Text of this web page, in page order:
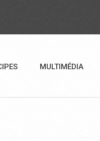
MULTIMÉDIA